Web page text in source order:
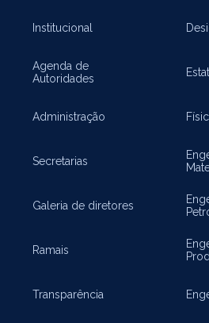
Institucional
Agenda de
Autoridades
Administração
Secretarias
Galeria de diretores
Ramais
Transparência